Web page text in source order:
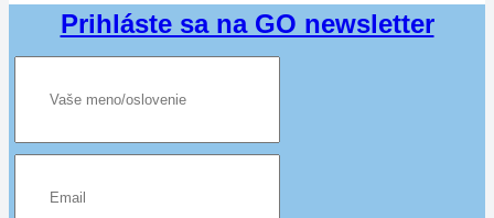
Prihláste sa na GO newsletter